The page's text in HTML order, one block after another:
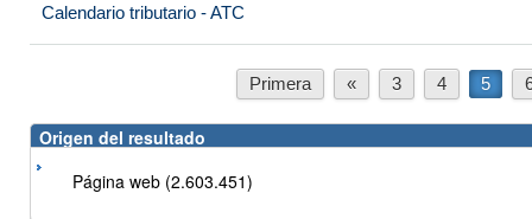
Calendario tributario - ATC
Primera « 3 4 5
Origen del resultado
Página web (2.603.451)